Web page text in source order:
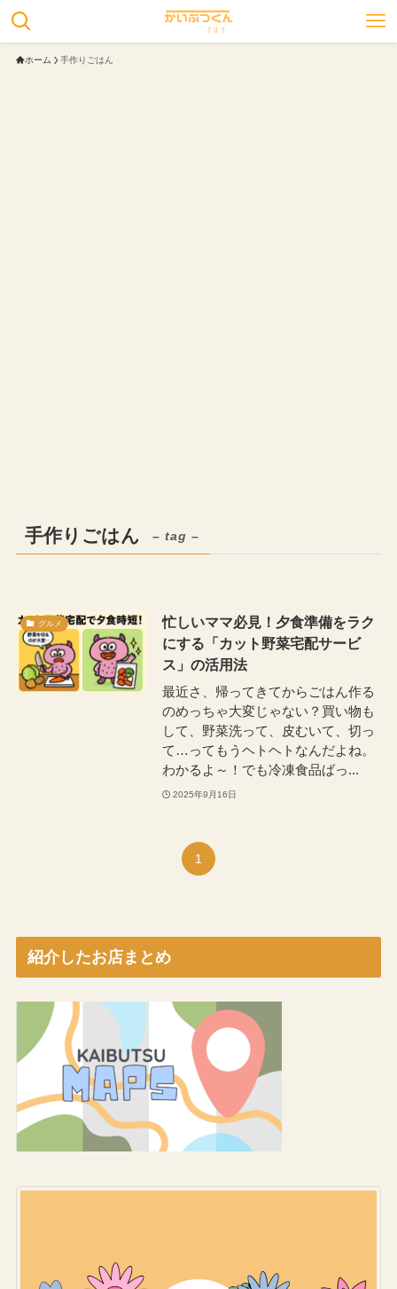
ホーム 手作りごはん
手作りごはん – tag –
グルメ
忙しいママ必見！夕食準備をラク
にする「カット野菜宅配サービ
ス」の活用法
最近さ、帰ってきてからごはん作る
のめっちゃ大変じゃない？買い物も
して、野菜洗って、皮むいて、切っ
て…ってもうヘトヘトなんだよね。
わかるよ～！でも冷凍食品ばっ...
2025年9月16日
1
紹介したお店まとめ